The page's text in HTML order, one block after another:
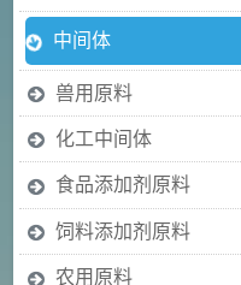
中间体
兽用原料
化工中间体
食品添加剂原料
饲料添加剂原料
农用原料